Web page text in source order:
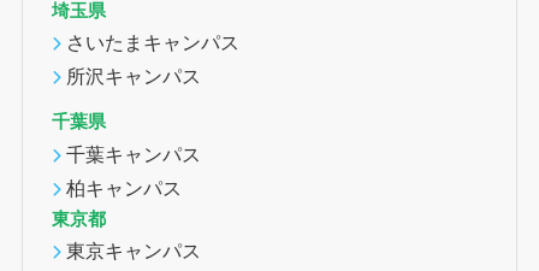
埼玉県
さいたまキャンパス
所沢キャンパス
千葉県
千葉キャンパス
柏キャンパス
東京都
東京キャンパス